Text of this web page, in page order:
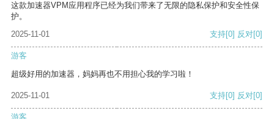
这款加速器VPM应用程序已经为我们带来了无限的隐私保护和安全性保
护。
2025-11-01
支持[0] 反对[0]
游客
超级好用的加速器，妈妈再也不用担心我的学习啦！
2025-11-01 支持[0] 反对[0]
游客